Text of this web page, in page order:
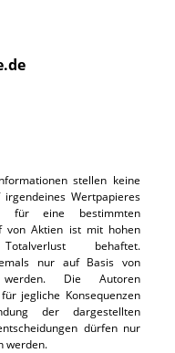
stellen keine
Wertpapieres
für eine bestimmten
von Aktien ist mit hohen
behaftet.
nur auf Basis von
werden. Die Autoren
jegliche Konsequenzen
der dargestellten
dürfen nur
werden.